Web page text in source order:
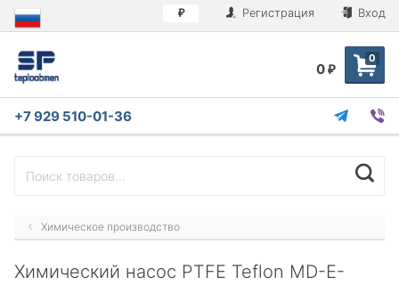
₽ Регистрация Вход
0
0 ₽
+7 929 510-01-36
Химическое производство
Химический насос PTFE Teflon MD-E-